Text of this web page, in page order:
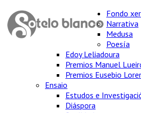
Fondo
Narrativa
Medusa
Poesía
Edoy Leliadoura
Premios Manuel
Premios Eusebio
Ensaio
Estudos e
Diáspora